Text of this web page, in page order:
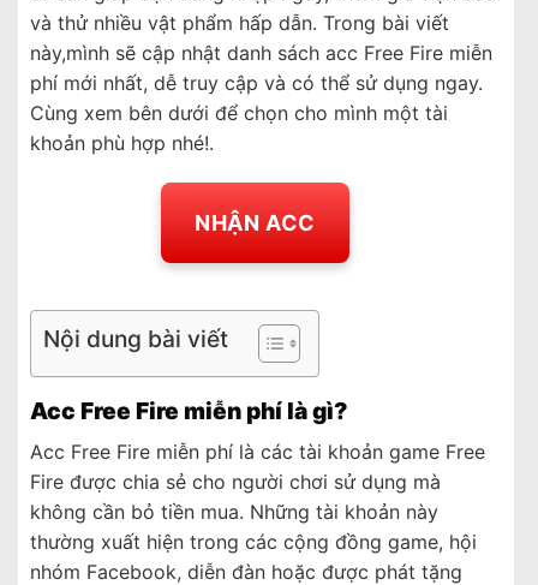
và thử nhiều vật phẩm hấp dẫn. Trong bài viết
này,mình sẽ cập nhật danh sách acc Free Fire miễn
phí mới nhất, dễ truy cập và có thể sử dụng ngay.
Cùng xem bên dưới để chọn cho mình một tài
khoản phù hợp nhé!.
NHẬN ACC
Nội dung bài viết
Acc Free Fire miễn phí là gì?
Acc Free Fire miễn phí là các tài khoản game Free
Fire được chia sẻ cho người chơi sử dụng mà
không cần bỏ tiền mua. Những tài khoản này
thường xuất hiện trong các cộng đồng game, hội
nhóm Facebook, diễn đàn hoặc được phát tặng